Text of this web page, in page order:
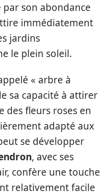
par son abondance
immédiatement
jardins
le plein soleil.
« arbre à
sa capacité à attirer
des fleurs roses en
adapté aux
se développer
, avec ses
confère une touche
relativement facile